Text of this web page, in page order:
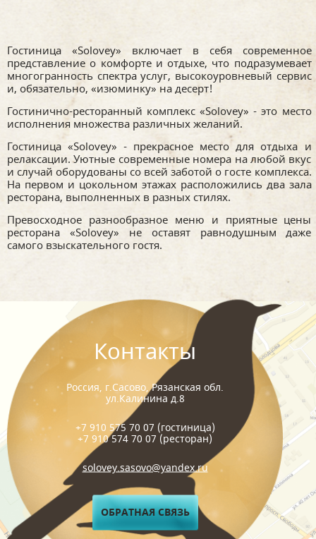
Гостиница «Solovey» включает в себя современное
представление о комфорте и отдыхе, что подразумевает
многогранность спектра услуг, высокоуровневый сервис
и, обязательно, «изюминку» на десерт!
Гостинично-ресторанный комплекс «Solovey» - это место
исполнения множества различных желаний.
Гостиница «Solovey» - прекрасное место для отдыха и
релаксации. Уютные современные номера на любой вкус
и случай оборудованы со всей заботой о госте комплекса.
На первом и цокольном этажах расположились два зала
ресторана, выполненных в разных стилях.
Превосходное разнообразное меню и приятные цены
ресторана «Solovey» не оставят равнодушным даже
самого взыскательного гостя.
Контакты
Россия, г.Сасово, Рязанская обл.
ул.Калинина д.8
+7 910 575 70 07 (гостиница)
+7 910 574 70 07 (ресторан)
solovey.sasovo@yandex.ru
ОБРАТНАЯ СВЯЗЬ